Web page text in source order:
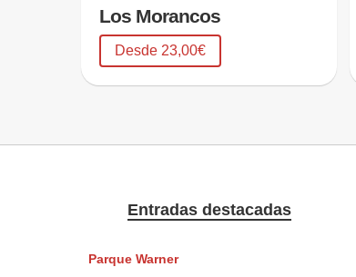
Los Morancos
Desde 23,00€
Entradas destacadas
Parque Warner